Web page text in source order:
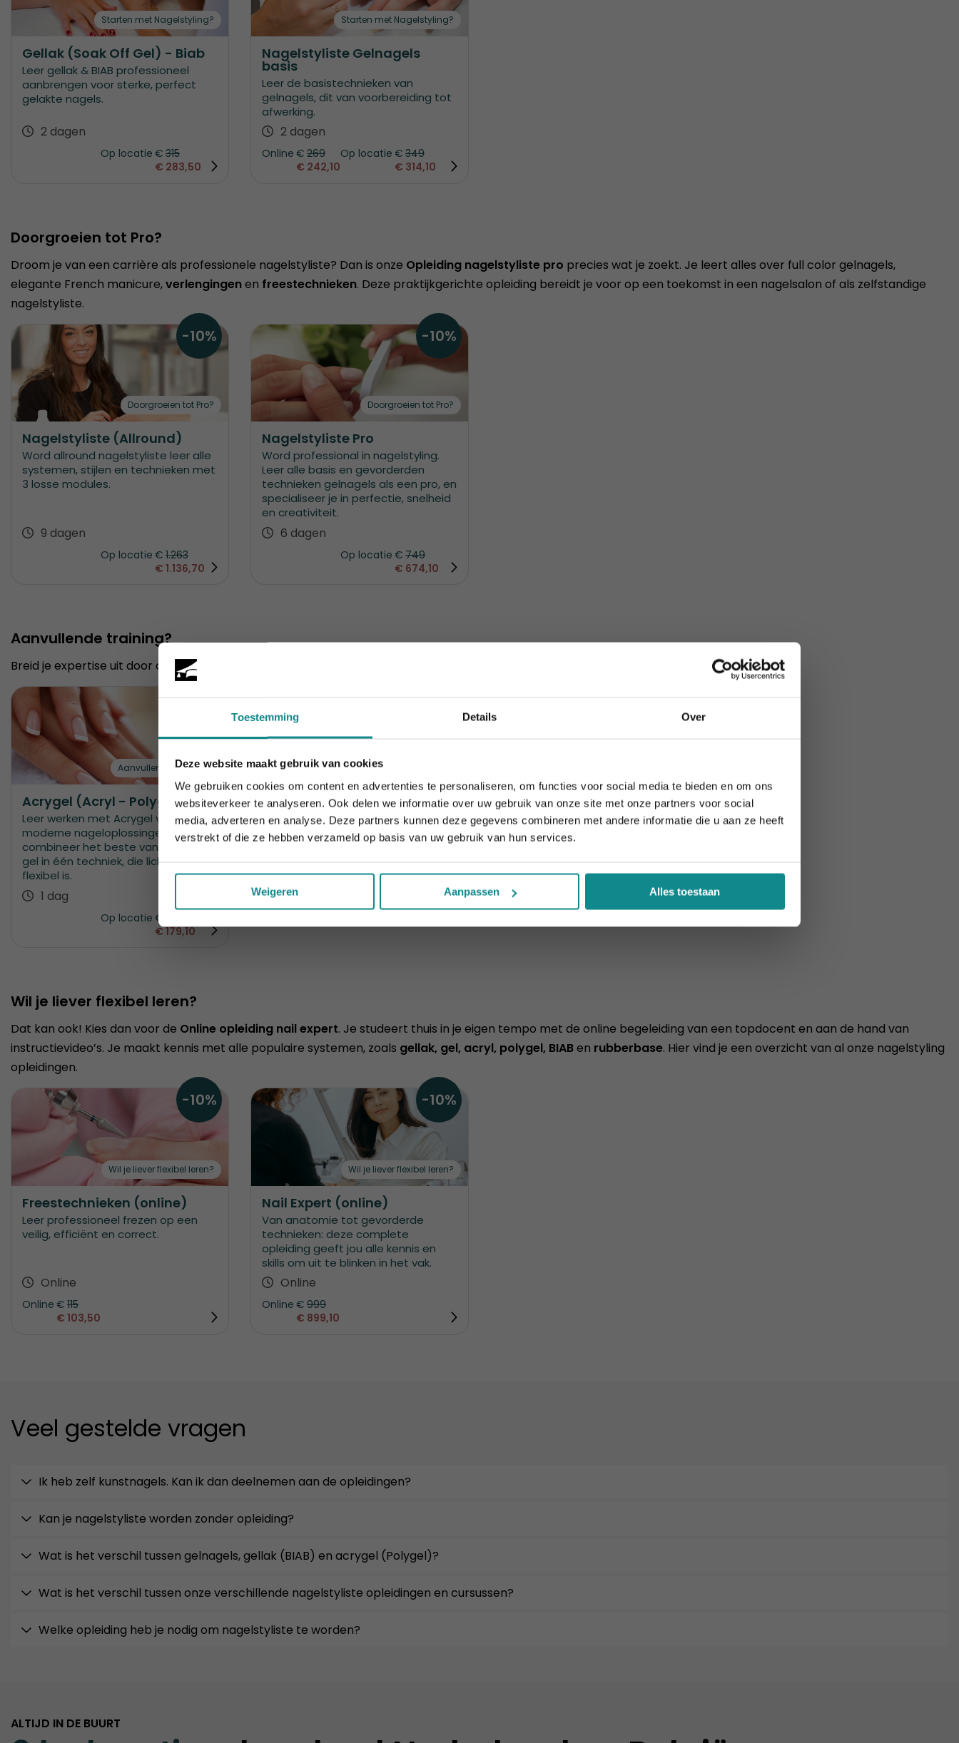
Toestemming Details Over
Deze website maakt gebruik van cookies
We gebruiken cookies om content en advertenties te personaliseren, om functies voor social media te bieden en om ons
websiteverkeer te analyseren. Ook delen we informatie over uw gebruik van onze site met onze partners voor social
media, adverteren en analyse. Deze partners kunnen deze gegevens combineren met andere informatie die u aan ze heeft
verstrekt of die ze hebben verzameld op basis van uw gebruik van hun services.
Weigeren Aanpassen Alles toestaan
Starten met Nagelstyling?
Gellak (Soak Off Gel) - Biab
Leer gellak & BIAB professioneel
aanbrengen voor sterke, perfect
gelakte nagels.
2 dagen
Op locatie € 315
€ 283,50
Starten met Nagelstyling?
Nagelstyliste Gelnagels
basis
Leer de basistechnieken van
gelnagels, dit van voorbereiding tot
afwerking.
2 dagen
Online € 269 Op locatie € 349
€ 242,10
€ 314,10
Doorgroeien tot Pro?
Droom je van een carrière als professionele nagelstyliste? Dan is onze Opleiding nagelstyliste pro precies wat je zoekt. Je leert alles over full color gelnagels,
elegante French manicure,verlengingenen freestechnieken. Deze praktijkgerichte opleiding bereidt je voor op een toekomst in een nagelsalon of als zelfstandige
nagelstyliste.
-10%
Doorgroeien tot Pro?
Nagelstyliste (Allround)
Word allround nagelstyliste leer alle
systemen, stijlen en technieken met
3 losse modules.
9 dagen
Op locatie € 1.263
€ 1.136,70
-10%
Doorgroeien tot Pro?
Nagelstyliste Pro
Word professional in nagelstyling.
Leer alle basis en gevorderden
technieken gelnagels als een pro, en
specialiseer je in perfectie, snelheid
en creativiteit.
6 dagen
Op locatie € 749
€ 674,10
Aanvullende training?
Breid je expertise uit door ook deCursus gellak
-10%
Aanvullende training?
Acrygel (Acryl - Polygel)
Leer werken met Acrygel voor
moderne nageloplossingen:
combineer het beste van acryl en
gel in één techniek, die licht, sterk en
flexibel is.
1 dag
Op locatie €
€179,10
Wil je liever flexibel leren?
Dat kan ook! Kies dan voor de Online opleiding nail expert. Je studeert thuis in je eigen tempo met de online begeleiding van een topdocent en aan de hand van
instructievideo’s. Je maakt kennis met alle populaire systemen, zoals gellak, gel, acryl, polygel, BIABen rubberbase. Hier vind je een overzicht van al onze nagelstyling
opleidingen.
-10%
Wil je liever flexibel leren?
Freestechnieken (online)
Leer professioneel frezen op een
veilig, efficiënt en correct.
Online
Online € 115
€ 103,50
-10%
Wil je liever flexibel leren?
Nail Expert (online)
Van anatomie tot gevorderde
technieken: deze complete
opleiding geeft jou alle kennis en
skills om uit te blinken in het vak.
Online
Online € 999
€ 899,10
Veel gestelde vragen
Ik heb zelf kunstnagels. Kan ik dan deelnemen aan de opleidingen?
Kan je nagelstyliste worden zonder opleiding?
Wat is het verschil tussen gelnagels, gellak (BIAB) en acrygel (Polygel)?
Wat is het verschil tussen onze verschillende nagelstyliste opleidingen en cursussen?
Welke opleiding heb je nodig om nagelstyliste te worden?
ALTIJD IN DE BUURT
Laatste week! 10% korting t.e.m. 15 augustus, daarna eindigt de zomeractie definitief.
Sluiten